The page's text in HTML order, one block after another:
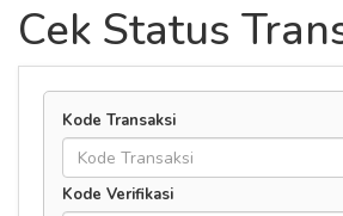
Cek Status
Kode Transaksi
Kode Verifikasi